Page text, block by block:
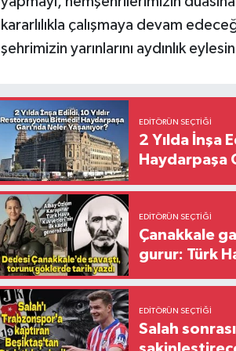
kararlılıkla çalışmaya devam
şehrimizin yarınlarını aydınlık
EDITÖRÜN SEÇTIĞI
2 Yılda İnşa
Haydarpaşa
EDITÖRÜN SEÇTIĞI
Çanakkale
gurur: Türk
EDITÖRÜN SEÇTIĞI
Salah